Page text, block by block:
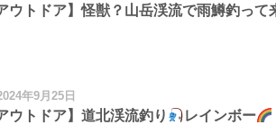
ウトドア】怪獣？山岳渓流で雨鱒釣って
年9月25日
ウトドア】道北渓流釣り レインボー